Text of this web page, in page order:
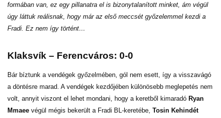
formában van, ez egy pillanatra el is bizonytalanított minket, ám végül
úgy láttuk reálisnak, hogy már az első meccsét győzelemmel kezdi a
Fradi. Ez nem így történt…
Klaksvík – Ferencváros: 0-0
Bár bíztunk a vendégek győzelmében, gól nem esett, így a visszavágó
a döntésre marad. A vendégek kezdőjében különösebb meglepetés nem
volt, annyit viszont el lehet mondani, hogy a keretből kimaradó Ryan
Mmaee végül mégis bekerült a Fradi BL-keretébe, Tosin Kehindét